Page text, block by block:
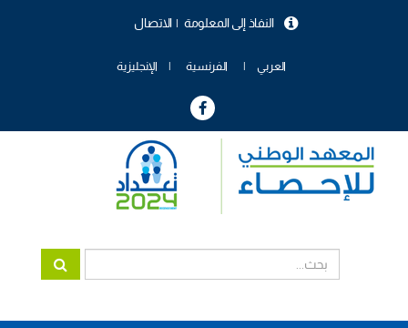
الاتصال النفاذ إلى المعلومة
العربي الفرنسية الإنجليزية